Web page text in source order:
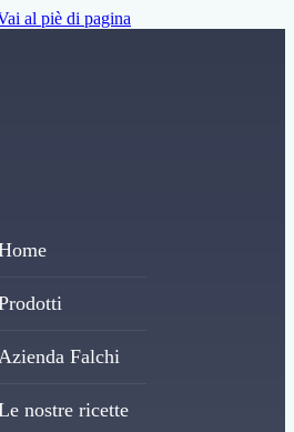
al piè di pagina
Falchi
nostre ricette